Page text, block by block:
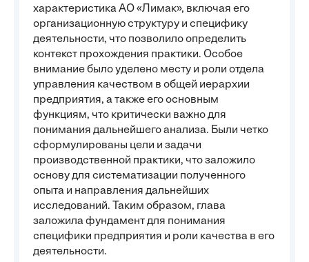
характеристика АО «Лимак», включая его
организационную структуру и специфику
деятельности, что позволило определить
контекст прохождения практики. Особое
внимание было уделено месту и роли отдела
управления качеством в общей иерархии
предприятия, а также его основным
функциям, что критически важно для
понимания дальнейшего анализа. Были четко
сформулированы цели и задачи
производственной практики, что заложило
основу для систематизации полученного
опыта и направления дальнейших
исследований. Таким образом, глава
заложила фундамент для понимания
специфики предприятия и роли качества в его
деятельности.